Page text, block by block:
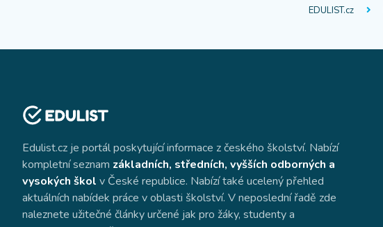
EDULIST.cz
Edulist.cz je portál poskytující informace z českého školství. Nabízí
kompletní seznam základních, středních, vyšších odborných a
vysokých škol v České republice. Nabízí také ucelený přehled
aktuálních nabídek práce v oblasti školství. V neposlední řadě zde
naleznete užitečné články určené jak pro žáky, studenty a